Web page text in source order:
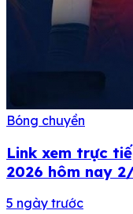
Bóng chuyền
Link xem trực
2026 hôm nay
5 ngày trước